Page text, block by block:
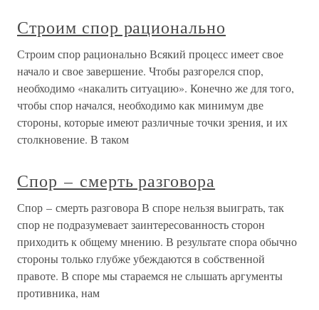
Строим спор рационально
Строим спор рационально Всякий процесс имеет свое
начало и свое завершение. Чтобы разгорелся спор,
необходимо «накалить ситуацию». Конечно же для того,
чтобы спор начался, необходимо как минимум две
стороны, которые имеют различные точки зрения, и их
столкновение. В таком
Спор – смерть разговора
Спор – смерть разговора В споре нельзя выиграть, так
спор не подразумевает заинтересованность сторон
приходить к общему мнению. В результате спора обычно
стороны только глубже убеждаются в собственной
правоте. В споре мы стараемся не слышать аргументы
противника, нам